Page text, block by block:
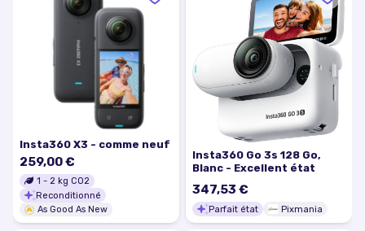
Insta360 X3 - comme neuf
259,00 €
1 - 2 kg CO2
Reconditionné
As Good As New
Insta360 Go 3s 128 Go,
Blanc - Excellent état
347,53 €
Parfait état Pixmania